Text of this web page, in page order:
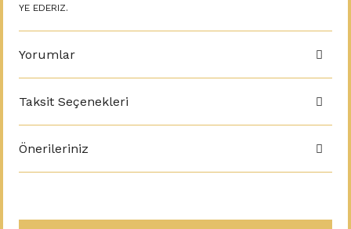
YE EDERIZ.
Yorumlar
Taksit Seçenekleri
Önerileriniz